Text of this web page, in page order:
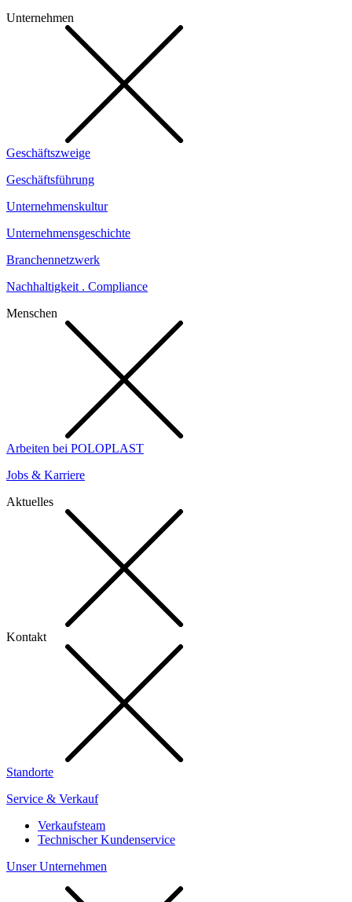
Unternehmen
Geschäftszweige
Geschäftsführung
Unternehmenskultur
Unternehmensgeschichte
Branchennetzwerk
Nachhaltigkeit . Compliance
Menschen
Arbeiten bei POLOPLAST
Jobs & Karriere
Aktuelles
Kontakt
Standorte
Service & Verkauf
Verkaufsteam
Technischer Kundenservice
Unser Unternehmen